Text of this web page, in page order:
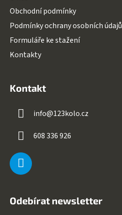
Obchodní podmínky
Podmínky ochrany osobních údajů
Formuláře ke stažení
Kontakty
Kontakt
info@123kolo.cz
608 336 926
Odebírat newsletter